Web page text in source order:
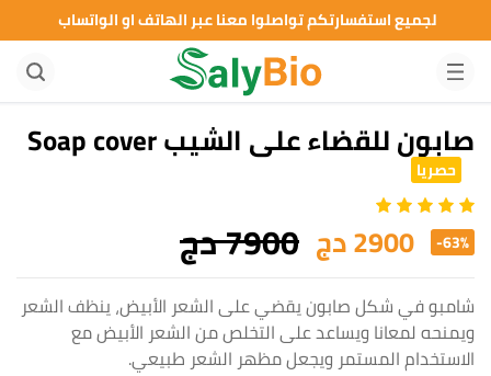
لجميع استفسارتكم تواصلوا معنا عبر الهاتف او الواتساب
صابون للقضاء على الشيب Soap cover
حصريا
-63% 2900 دج 7900 دج
شامبو في شكل صابون يقضي على الشعر الأبيض، ينظف الشعر
ويمنحه لمعانا ويساعد على التخلص من الشعر الأبيض مع
الاستخدام المستمر ويجعل مظهر الشعر طبيعي.